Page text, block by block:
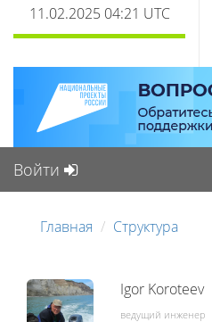
11.02.2025 04:21 UTC
Войти
Главная Структура
Igor Koroteev
ведущий инженер